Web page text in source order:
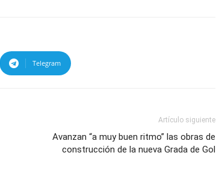
Telegram
Artículo siguiente
Avanzan “a muy buen ritmo” las obras de
construcción de la nueva Grada de Gol